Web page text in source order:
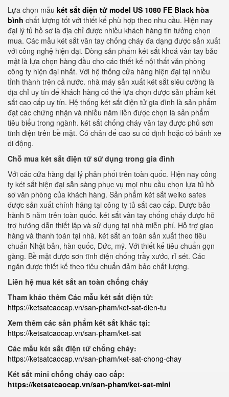
Lựa chọn mẫu két sắt điện tử model US 1080 FE Black hòa
bình chất lượng tốt với thiết kế phù hợp theo nhu cầu. Hiện nay
đại lý tủ hồ sơ là địa chỉ được nhiều khách hàng tin tưởng chọn
mua. Các mẫu két sắt vân tay chống cháy đa dạng được sản xuất
với công nghệ hiện đại. Dòng sản phẩm két sắt khoá vân tay bảo
mật là lựa chọn hàng đầu cho các thiết kế nội thất văn phòng
công ty hiện đại nhất. Với hệ thống cửa hàng hiện đại tại nhiều
tỉnh thành trên cả nước. nhà máy sản xuất két sắt siêu cường là
địa chỉ uy tín để khách hàng có thể lựa chọn được sản phẩm két
sắt cao cấp uy tín. Hệ thống két sắt điện tử gia đình là sản phẩm
đạt các chứng nhận và nhiều năm liền được chọn là sản phẩm
tiêu biểu trong ngành. két sắt chống cháy vân tay được phủ sơn
tĩnh điện trên bề mặt. Có chân đế cao su cố định hoặc có bánh xe
di động.
Chỗ mua két sắt điện tử sử dụng trong gia đình
Với các cửa hàng đại lý phân phối trên toàn quốc. Hiện nay công
ty két sắt hiện đại sẵn sàng phục vụ mọi nhu cầu chọn lựa tủ hồ
sơ văn phòng của khách hàng. Sản phẩm két sắt welko safes
được sản xuất chính hãng tại công ty tủ sắt cao cấp. Được bảo
hành 5 năm trên toàn quốc. két sắt vân tay chống cháy được hỗ
trợ hướng dẫn thiết lập và sử dụng tại nhà miễn phí. Hỗ trợ giao
hàng và thanh toán tại nhà. két sắt an toàn sản xuất theo tiêu
chuẩn Nhật bản, hàn quốc, Đức, mỹ. Với thiết kế tiêu chuẩn gọn
gàng. Bề mặt được sơn tĩnh điện chống trầy xước, rỉ sét. Các
ngăn được thiết kế theo tiêu chuẩn đảm bảo chất lượng.
Liên hệ mua két sắt an toàn chống cháy
Tham khảo thêm Các mẫu két sắt điện tử:
https://ketsatcaocap.vn/san-pham/ket-sat-dien-tu
Xem thêm các sản phẩm két sắt khác tại:
https://ketsatcaocap.vn/san-pham/ket-sat
Các mẫu két sắt điện tử chống cháy:
https://ketsatcaocap.vn/san-pham/ket-sat-chong-chay
Két sắt mini chống cháy cao cấp:
https://ketsatcaocap.vn/san-pham/ket-sat-mini